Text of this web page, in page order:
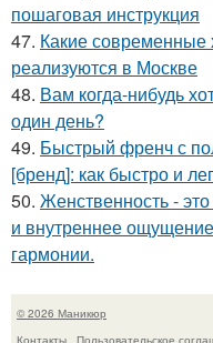
пошаговая инструкция
47. Какие современные
реализуются в Москве
48. Вам когда-нибудь
один день?
49. Быстрый френч с
[бренд]: как быстро и
50. Женственность -
и внутреннее
гармонии.
© 2026 Маникюр
Контакты
Пользовательское